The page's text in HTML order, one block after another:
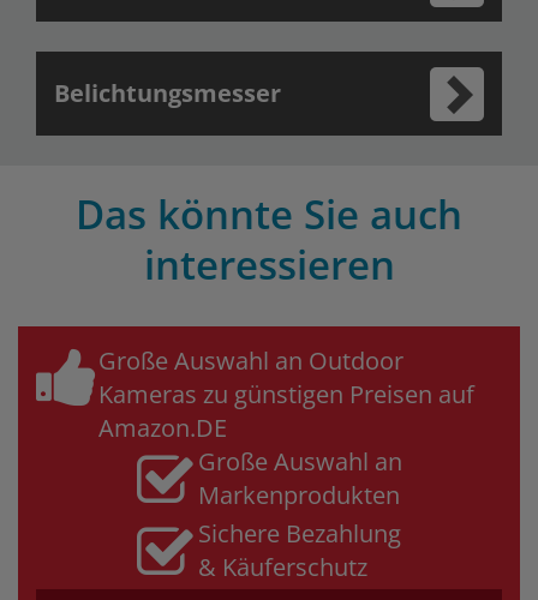
Belichtungsmesser
Das könnte Sie auch
interessieren
Große Auswahl an Outdoor
Kameras zu günstigen Preisen auf
Amazon.DE
Große Auswahl an
Markenprodukten
Sichere Bezahlung
& Käuferschutz